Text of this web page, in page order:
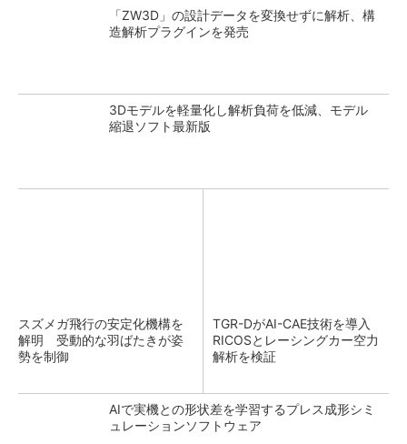
「ZW3D」の設計データを変換せずに解析、構
造解析プラグインを発売
3Dモデルを軽量化し解析負荷を低減、モデル
縮退ソフト最新版
スズメガ飛行の安定化機構を
解明 受動的な羽ばたきが姿
勢を制御
TGR-DがAI-CAE技術を導入
RICOSとレーシングカー空力
解析を検証
AIで実機との形状差を学習するプレス成形シミ
ュレーションソフトウェア